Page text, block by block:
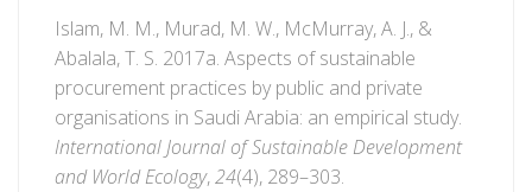
Islam, M. M., Murad, M. W., McMurray, A. J., &
Abalala, T. S. 2017a. Aspects of sustainable
procurement practices by public and private
organisations in Saudi Arabia: an empirical study.
International Journal of Sustainable Development
and World Ecology,24(4), 289–303.